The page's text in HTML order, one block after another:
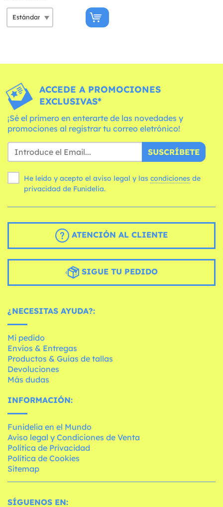
ACCEDE A PROMOCIONES
EXCLUSIVAS*
¡Sé el primero en enterarte de las novedades y
promociones al registrar tu correo eletrónico!
SUSCRÍBETE
He leído y acepto el aviso legal y las condiciones
privacidad de Funidelia.
ATENCIÓN AL CLIENTE
SIGUE TU PEDIDO
¿NECESITAS AYUDA?:
Mi pedido
Envíos & Entregas
Productos & Guías de tallas
Devoluciones
Más dudas
INFORMACIÓN:
Funidelia en el Mundo
Aviso legal y Condiciones de Venta
Política de Privacidad
Política de Cookies
Sitemap
SÍGUENOS EN: